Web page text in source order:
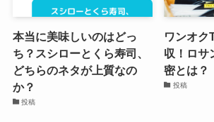
本当に美味しいのはどっ
ち？スシローとくら寿司、
どちらのネタが上質なの
か？
投稿
ワンオク
収！ロサ
密とは？
投稿